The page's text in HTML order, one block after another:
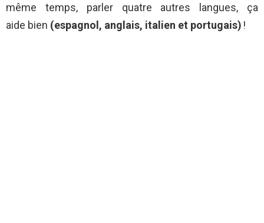
même temps, parler quatre autres langues, ça
aide bien (espagnol, anglais, italien et portugais) !